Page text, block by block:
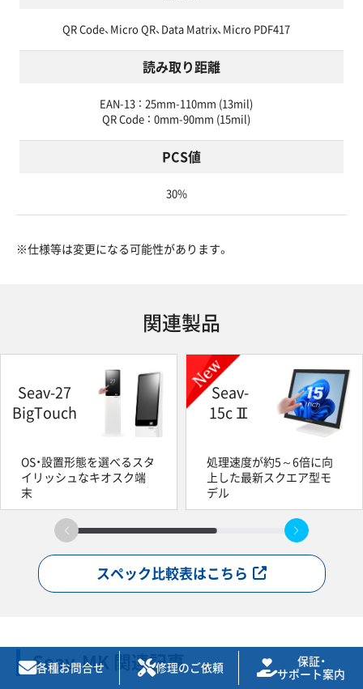
各種お問合せ 修理のご依頼
保証・
サポート案内
QR Code、Micro QR、Data Matrix、Micro PDF417
読み取り距離
EAN-13 ： 25mm-110mm (13mil)
QR Code ： 0mm-90mm (15mil)
PCS値
30%
※仕様等は変更になる可能性があります。
関連製品
Seav-27
BigTouch
OS・設置形態を選べるスタ
イリッシュなキオスク端
末
Seav-
15cⅡ
処理速度が約5～6倍に向
上した最新スクエア型モ
デル
スペック比較表はこちら
Seav-MK 関連記事